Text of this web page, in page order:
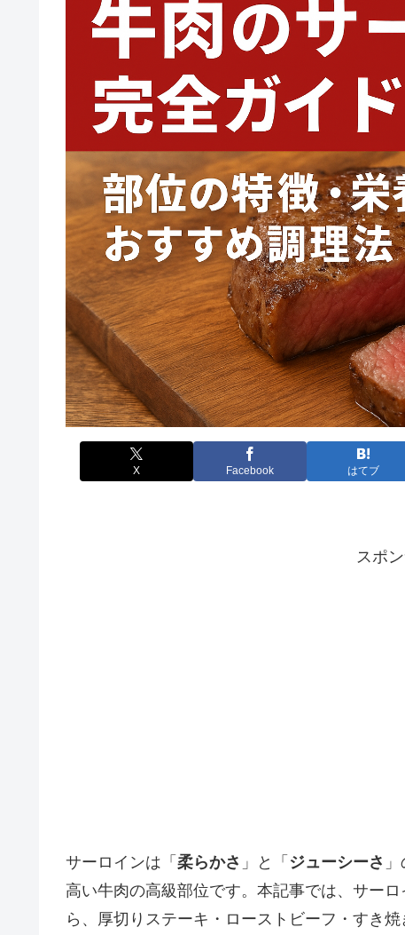
X Facebook はてブ
スポ
サーロインは「 柔らかさ 」と「 ジューシーさ
高い牛肉の高級部位です。本記事では、サー
ら、厚切りステーキ・ローストビーフ・すき